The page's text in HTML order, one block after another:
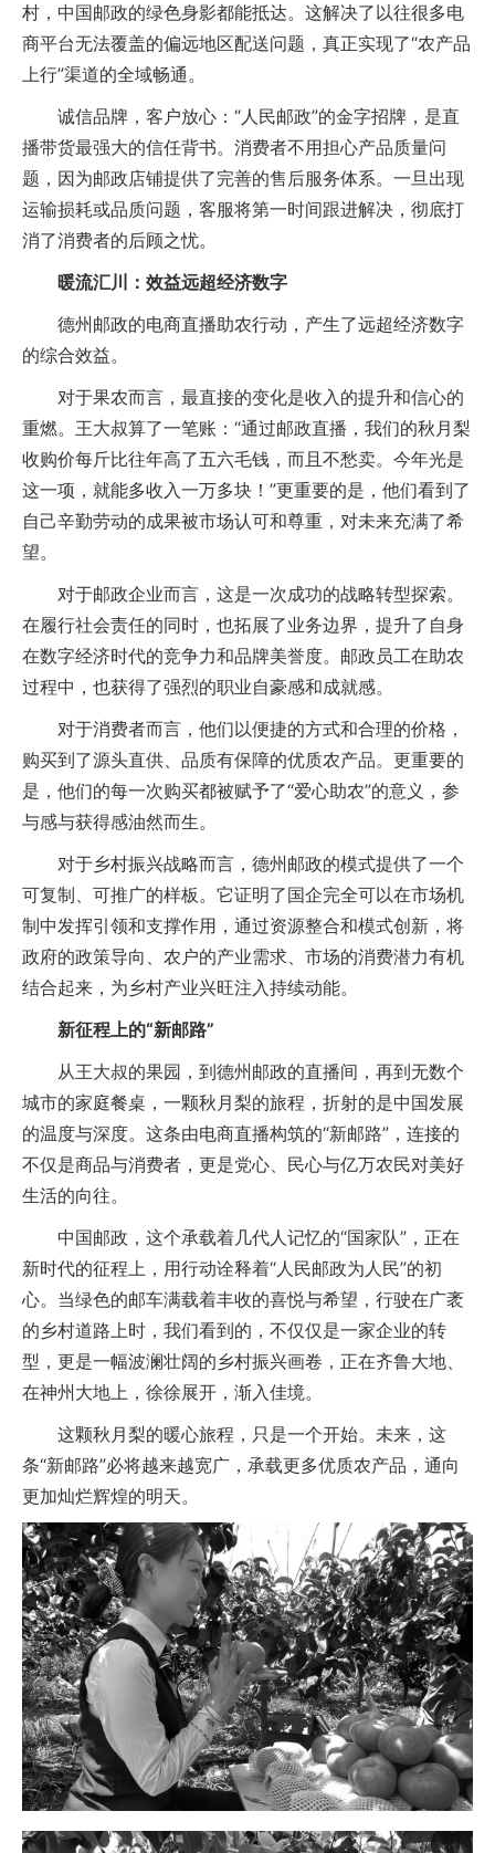
村，中国邮政的绿色身影都能抵达。这解决了以往很多电
商平台无法覆盖的偏远地区配送问题，真正实现了“农产品
上行”渠道的全域畅通。
诚信品牌，客户放心：“人民邮政”的金字招牌，是直
播带货最强大的信任背书。消费者不用担心产品质量问
题，因为邮政店铺提供了完善的售后服务体系。一旦出现
运输损耗或品质问题，客服将第一时间跟进解决，彻底打
消了消费者的后顾之忧。
暖流汇川：效益远超经济数字
德州邮政的电商直播助农行动，产生了远超经济数字
的综合效益。
对于果农而言，最直接的变化是收入的提升和信心的
重燃。王大叔算了一笔账：“通过邮政直播，我们的秋月梨
收购价每斤比往年高了五六毛钱，而且不愁卖。今年光是
这一项，就能多收入一万多块！”更重要的是，他们看到了
自己辛勤劳动的成果被市场认可和尊重，对未来充满了希
望。
对于邮政企业而言，这是一次成功的战略转型探索。
在履行社会责任的同时，也拓展了业务边界，提升了自身
在数字经济时代的竞争力和品牌美誉度。邮政员工在助农
过程中，也获得了强烈的职业自豪感和成就感。
对于消费者而言，他们以便捷的方式和合理的价格，
购买到了源头直供、品质有保障的优质农产品。更重要的
是，他们的每一次购买都被赋予了“爱心助农”的意义，参
与感与获得感油然而生。
对于乡村振兴战略而言，德州邮政的模式提供了一个
可复制、可推广的样板。它证明了国企完全可以在市场机
制中发挥引领和支撑作用，通过资源整合和模式创新，将
政府的政策导向、农户的产业需求、市场的消费潜力有机
结合起来，为乡村产业兴旺注入持续动能。
新征程上的“新邮路”
从王大叔的果园，到德州邮政的直播间，再到无数个
城市的家庭餐桌，一颗秋月梨的旅程，折射的是中国发展
的温度与深度。这条由电商直播构筑的“新邮路”，连接的
不仅是商品与消费者，更是党心、民心与亿万农民对美好
生活的向往。
中国邮政，这个承载着几代人记忆的“国家队”，正在
新时代的征程上，用行动诠释着“人民邮政为人民”的初
心。当绿色的邮车满载着丰收的喜悦与希望，行驶在广袤
的乡村道路上时，我们看到的，不仅仅是一家企业的转
型，更是一幅波澜壮阔的乡村振兴画卷，正在齐鲁大地、
在神州大地上，徐徐展开，渐入佳境。
这颗秋月梨的暖心旅程，只是一个开始。未来，这
条“新邮路”必将越来越宽广，承载更多优质农产品，通向
更加灿烂辉煌的明天。